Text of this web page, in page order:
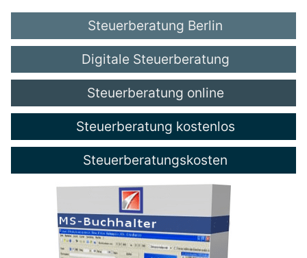
Steuerberatung Berlin
Digitale Steuerberatung
Steuerberatung online
Steuerberatung kostenlos
Steuerberatungskosten